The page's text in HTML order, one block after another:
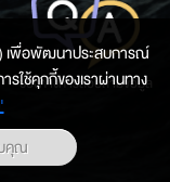
ช่องทางการสอบถามข้อมูล
เพื่อพัฒนาประสบการณ์
ใช้คุกกี้ของเราผ่านทาง
คุณ